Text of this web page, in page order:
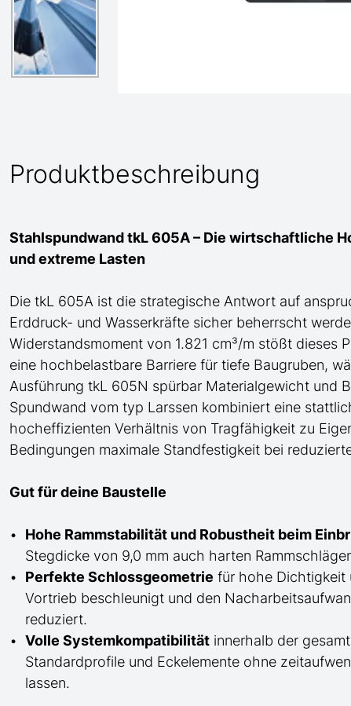
Produktbeschreibung
Stahlspundwand tkL 605A – Die wirtschaftliche
und extreme Lasten
Die tkL 605A ist die strategische Antwort auf
Erddruck- und Wasserkräfte sicher beherrscht
Widerstandsmoment von 1.821 cm³/m stößt dieses
eine hochbelastbare Barriere für tiefe Baugruben,
Ausführung tkL 605N spürbar Materialgewicht und
Spundwand vom typ Larssen kombiniert eine
hocheffizienten Verhältnis von Tragfähigkeit zu
Bedingungen maximale Standfestigkeit bei
Gut für deine Baustelle
Hohe Rammstabilität und Robustheit beim
Stegdicke von 9,0 mm auch harten
Perfekte Schlossgeometrie für hohe Dichtigkeit
Vortrieb beschleunigt und den
reduziert.
Volle Systemkompatibilität innerhalb der
Standardprofile und Eckelemente ohne
lassen.